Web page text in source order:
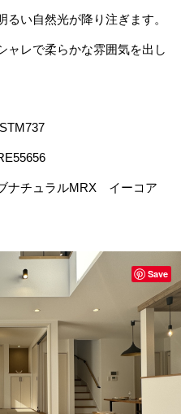
るい自然光が降り注ぎます。
ャレで柔らかな雰囲気を出し
ナチュラルMRX イーコア
Save